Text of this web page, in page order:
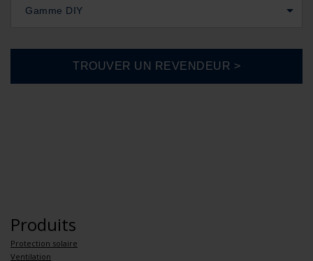
Gamme DIY
Produits
Protection solaire
Ventilation